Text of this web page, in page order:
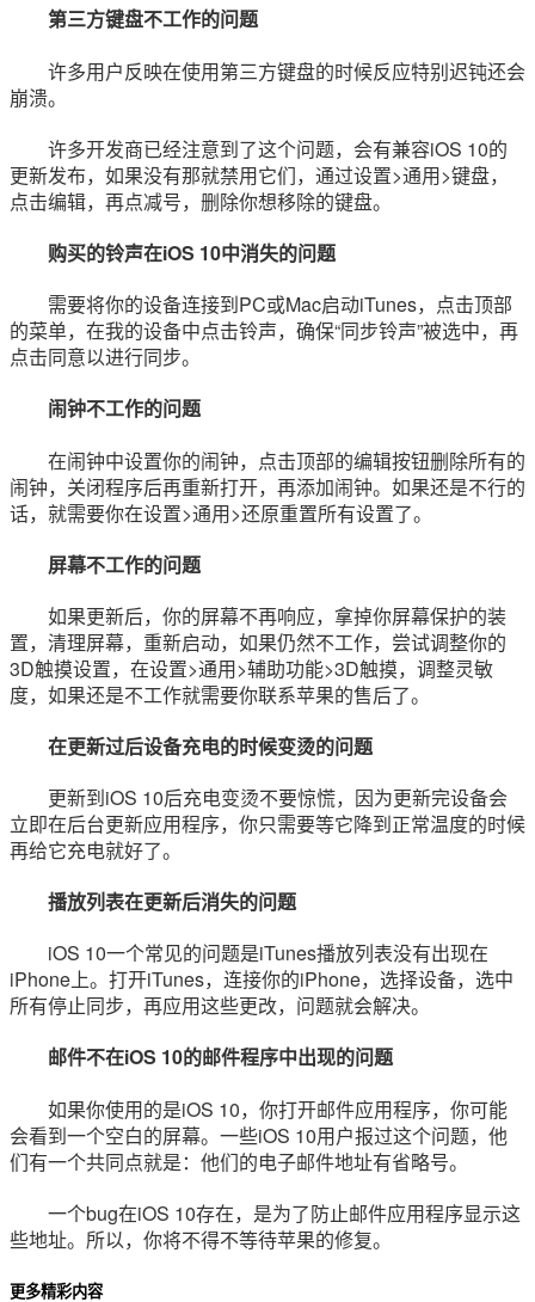
第三方键盘不工作的问题
许多用户反映在使用第三方键盘的时候反应特别迟钝还会
崩溃。
许多开发商已经注意到了这个问题，会有兼容iOS 10的
更新发布，如果没有那就禁用它们，通过设置>通用>键盘，
点击编辑，再点减号，删除你想移除的键盘。
购买的铃声在iOS 10中消失的问题
需要将你的设备连接到PC或Mac启动iTunes，点击顶部
的菜单，在我的设备中点击铃声，确保“同步铃声”被选中，再
点击同意以进行同步。
闹钟不工作的问题
在闹钟中设置你的闹钟，点击顶部的编辑按钮删除所有的
闹钟，关闭程序后再重新打开，再添加闹钟。如果还是不行的
话，就需要你在设置>通用>还原重置所有设置了。
屏幕不工作的问题
如果更新后，你的屏幕不再响应，拿掉你屏幕保护的装
置，清理屏幕，重新启动，如果仍然不工作，尝试调整你的
3D触摸设置，在设置>通用>辅助功能>3D触摸，调整灵敏
度，如果还是不工作就需要你联系苹果的售后了。
在更新过后设备充电的时候变烫的问题
更新到iOS 10后充电变烫不要惊慌，因为更新完设备会
立即在后台更新应用程序，你只需要等它降到正常温度的时候
再给它充电就好了。
播放列表在更新后消失的问题
iOS 10一个常见的问题是iTunes播放列表没有出现在
iPhone上。打开iTunes，连接你的iPhone，选择设备，选中
所有停止同步，再应用这些更改，问题就会解决。
邮件不在iOS 10的邮件程序中出现的问题
如果你使用的是iOS 10，你打开邮件应用程序，你可能
会看到一个空白的屏幕。一些iOS 10用户报过这个问题，他
们有一个共同点就是：他们的电子邮件地址有省略号。
一个bug在iOS 10存在，是为了防止邮件应用程序显示这
些地址。所以，你将不得不等待苹果的修复。
更多精彩内容